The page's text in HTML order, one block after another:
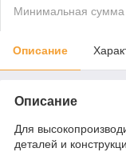
Минимальная сумма
Описание
Описание
Для
деталей и